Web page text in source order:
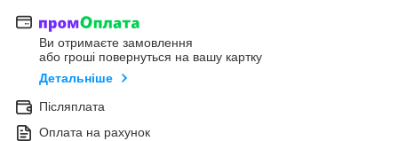
Ви отримаєте замовлення
або гроші повернуться на вашу картку
Детальніше
Післяплата
Оплата на рахунок